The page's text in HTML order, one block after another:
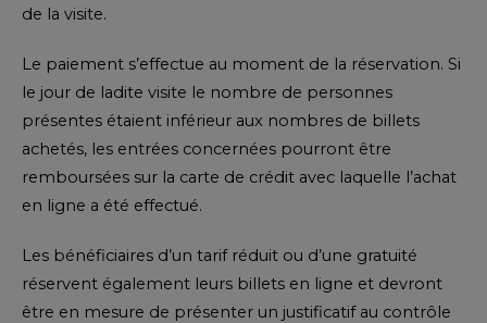
de la visite.
Le paiement s’effectue au moment de la réservation. Si
le jour de ladite visite le nombre de personnes
présentes étaient inférieur aux nombres de billets
achetés, les entrées concernées pourront être
remboursées sur la carte de crédit avec laquelle l’achat
en ligne a été effectué.
Les bénéficiaires d’un tarif réduit ou d’une gratuité
réservent également leurs billets en ligne et devront
être en mesure de présenter un justificatif au contrôle